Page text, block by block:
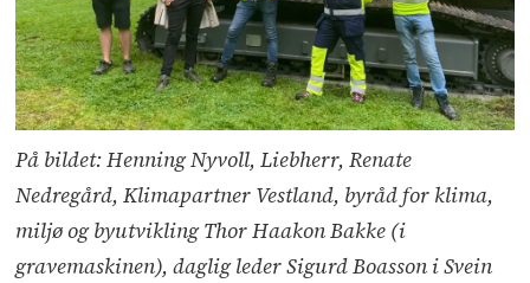
På bildet: Henning Nyvoll, Liebherr, Renate
Nedregård, Klimapartner Vestland, byråd for klima,
miljø og byutvikling Thor Haakon Bakke (i
gravemaskinen), daglig leder Sigurd Boasson i Svein